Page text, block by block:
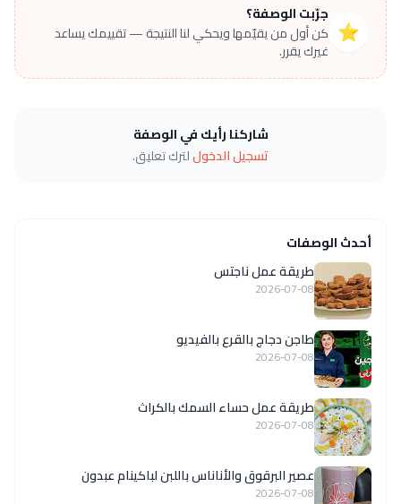
⭐
جرّبت الوصفة؟
كن أول من يقيّمها ويحكي لنا النتيجة — تقييمك يساعد
غيرك يقرر.
شاركنا رأيك في الوصفة
تسجيل الدخوللترك تعليق.
أحدث الوصفات
طريقة عمل ناجتس
2026-07-08
طاجن دجاج بالقرع بالفيديو
2026-07-08
طريقة عمل حساء السمك بالكراث
2026-07-08
عصير البرقوق والأناناس باللبن لباكينام عبدون
2026-07-08